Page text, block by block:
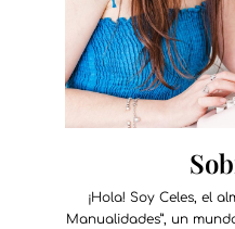
¡Hola! Soy Celes, el
Manualidades”, un